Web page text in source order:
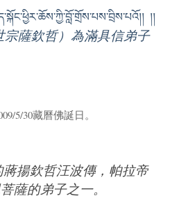
།།
薩欽哲）為滿具信弟子
5/30藏曆佛誕日。
揚欽哲汪波傳，帕拉帝
薩的弟子之一。